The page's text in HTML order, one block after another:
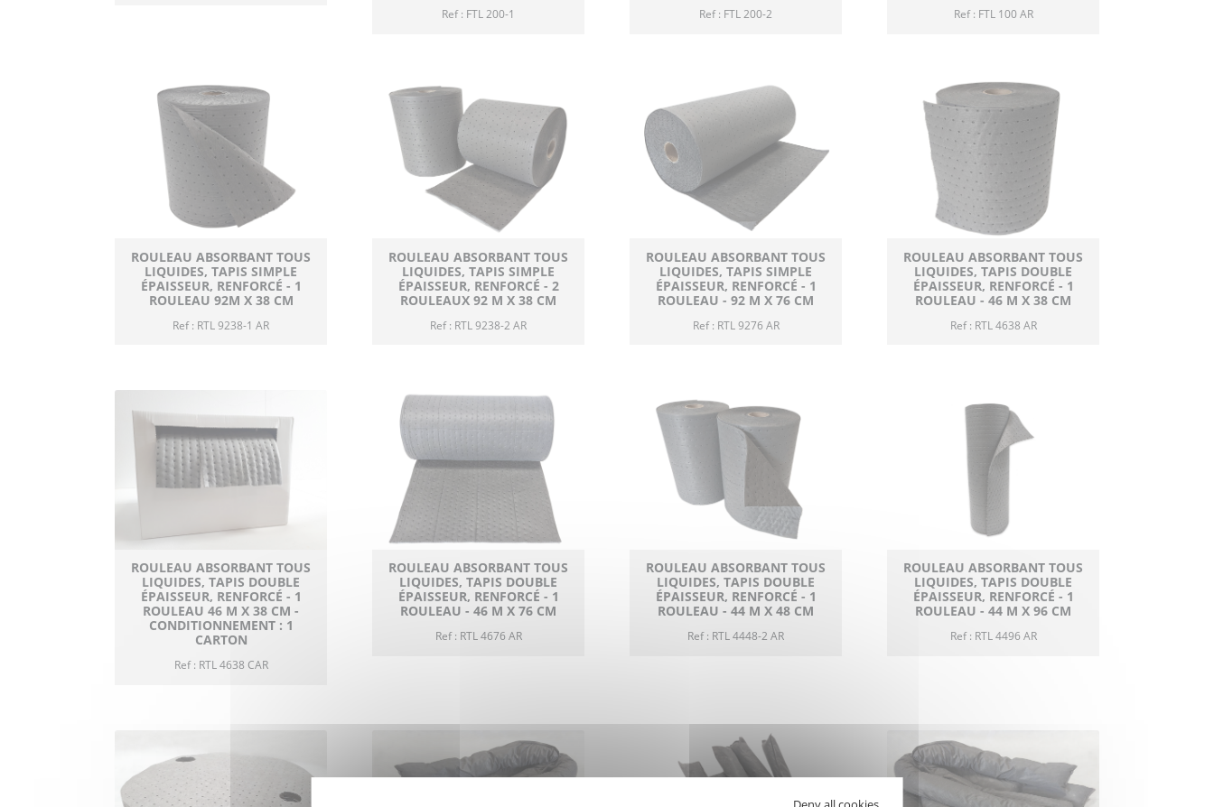
Ref : FTL 200-1 Ref : FTL 200-2 Ref : FTL 100 AR
ROULEAU ABSORBANT TOUS
LIQUIDES, TAPIS SIMPLE
ÉPAISSEUR, RENFORCÉ - 1
ROULEAU 92M X 38 CM
Ref : RTL 9238-1 AR
ROULEAU ABSORBANT TOUS
LIQUIDES, TAPIS SIMPLE
ÉPAISSEUR, RENFORCÉ - 2
ROULEAUX 92 M X 38 CM
Ref : RTL 9238-2 AR
ROULEAU ABSORBANT TOUS
LIQUIDES, TAPIS SIMPLE
ÉPAISSEUR, RENFORCÉ - 1
ROULEAU - 92 M X 76 CM
Ref : RTL 9276 AR
ROULEAU ABSORBANT TOUS
LIQUIDES, TAPIS DOUBLE
ÉPAISSEUR, RENFORCÉ - 1
ROULEAU - 46 M X 38 CM
Ref : RTL 4638 AR
ROULEAU ABSORBANT TOUS
LIQUIDES, TAPIS DOUBLE
ÉPAISSEUR, RENFORCÉ - 1
ROULEAU 46 M X 38 CM -
CONDITIONNEMENT : 1
CARTON
Ref : RTL 4638 CAR
ROULEAU ABSORBANT TOUS
LIQUIDES, TAPIS DOUBLE
ÉPAISSEUR, RENFORCÉ - 1
ROULEAU - 46 M X 76 CM
Ref : RTL 4676 AR
ROULEAU ABSORBANT TOUS
LIQUIDES, TAPIS DOUBLE
ÉPAISSEUR, RENFORCÉ - 1
ROULEAU - 44 M X 48 CM
Ref : RTL 4448-2 AR
ROULEAU ABSORBANT TOUS
LIQUIDES, TAPIS DOUBLE
ÉPAISSEUR, RENFORCÉ - 1
ROULEAU - 44 M X 96 CM
Ref : RTL 4496 AR